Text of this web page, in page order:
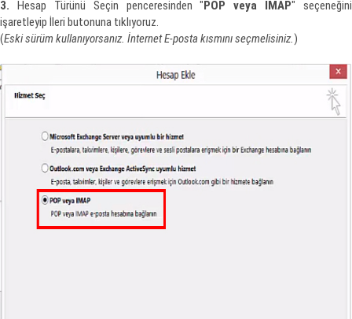
3. Hesap Türünü Seçin penceresinden "POP veya IMAP" seçeneğini
işaretleyip İleri butonuna tıklıyoruz.
(Eski sürüm kullanıyorsanız. İnternet E-posta kısmını seçmelisiniz.)